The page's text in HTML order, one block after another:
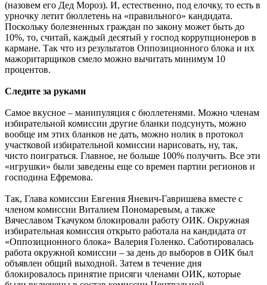
(назовем его Дед Мороз). И, естественно, под елочку, то есть в
урночку летит бюллетень на «правильного» кандидата.
Поскольку болезненных граждан по закону может быть до
10%, то, считай, каждый десятый у господ коррупционеров в
кармане. Так что из результатов Оппозиционного блока и их
мажоритарщиков смело можно вычитать минимум 10
процентов.
Следите за руками
Самое вкусное – манипуляция с бюллетенями. Можно членам
избирательной комиссии другие бланки подсунуть, можно
вообще им этих бланков не дать, можно нолик в протокол
участковой избирательной комиссии нарисовать, ну, так,
чисто поиграться. Главное, не больше 100% получить. Все эти
«игрушки» были заведены еще со времен партии регионов и
господина Ефремова.
Так, Глава комиссии Евгения Яневич-Гавришева вместе с
членом комиссии Виталием Пономаревым, а также
Вячеславом Ткачуком блокировали работу ОИК. Окружная
избирательная комиссия открыто работала на кандидата от
«Оппозиционного блока» Валерия Голенко. Саботировалась
работа окружной комиссии – за день до выборов в ОИК был
объявлен общий выходной. Затем в течение дня
блокировалось принятие присяги членами ОИК, которые